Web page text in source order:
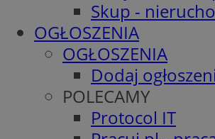
Skup -
OGŁOSZENIA
OGŁOSZENIA
Dodaj
POLECAMY
Protocol IT